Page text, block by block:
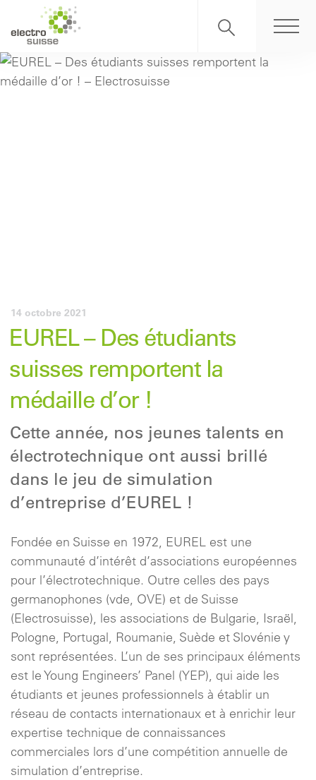
14 octobre 2021
EUREL – Des étudiants
suisses remportent la
médaille d’or !
Cette année, nos jeunes talents en
électrotechnique ont aussi brillé
dans le jeu de simulation
d’entreprise d’EUREL !
Fondée en Suisse en 1972, EUREL est une
communauté d’intérêt d’associations européennes
pour l’électrotechnique. Outre celles des pays
germanophones (vde, OVE) et de Suisse
(Electrosuisse), les associations de Bulgarie, Israël,
Pologne, Portugal, Roumanie, Suède et Slovénie y
sont représentées. L’un de ses principaux éléments
est le Young Engineers’ Panel (YEP), qui aide les
étudiants et jeunes professionnels à établir un
réseau de contacts internationaux et à enrichir leur
expertise technique de connaissances
commerciales lors d’une compétition annuelle de
simulation d’entreprise.